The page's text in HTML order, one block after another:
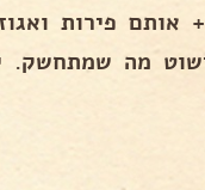
פירות
מה שמתחשק.